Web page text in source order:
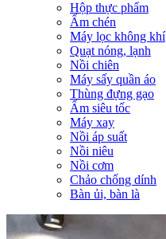
Hộp thực phẩm
Ấm chén
Máy lọc không khí
Quạt nóng, lạnh
Nồi chiên
Máy sấy quần áo
Thùng đựng gạo
Ấm siêu tốc
Máy xay
Nồi áp suất
Nồi niêu
Nồi cơm
Chảo chống dính
Bàn ủi, bàn là